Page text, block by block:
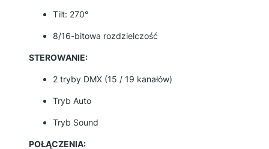
Tilt: 270°
8/16-bitowa rozdzielczość
STEROWANIE:
2 tryby DMX (15 / 19 kanałów)
Tryb Auto
Tryb Sound
POŁĄCZENIA: